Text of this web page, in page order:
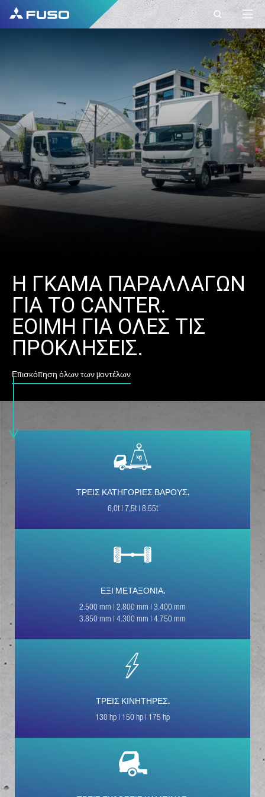
Η ΓΚΑΜΑ ΠΑΡΑΛΛΑΓΩΝ
ΓΙΑ ΤΟ CANTER.
ΕΟΙΜΗ ΓΙΑ ΟΛΕΣ ΤΙΣ
ΠΡΟΚΛΗΣΕΙΣ.
Επισκόπηση όλων των μοντέλων
ΕΠΙΚΟΙΝΩΝΙΑΣ ΜΕ
ΤΗ FUSO EUROPE
Έχετε ερωτήσεις;
Στείλτε μας το αίτημά σας
χρησιμοποιώντας αυτή τη φόρμα
ΕΠΏΝΥΜΟ*
ΚΑΤΗΓΟΡΊΑ ΑΙΤΉΜΑΤΟΣ*
ΤΟ ΜΉΝΥΜΆ ΣΑΣ (ΠΡΟΑΙΡΕΤΙΚΉ
ΕΠΙΛΟΓΉ)
δεδομένων σας γίνεται με ιδιαίτερη προσοχή
ακολουθώντας τις νομοθετικές διατάξεις για την
προστασία των δεδομένων, με βάση τη συγκατάθεσή
ΤΡΕΙΣ ΚΑΤΗΓΟΡΙΕΣ ΒΑΡΟΥΣ.
6,0t | 7,5t | 8,55t
ΕΞΙ ΜΕΤΑΞΟΝΙΑ.
2.500 mm | 2.800 mm | 3.400 mm
3.850 mm | 4.300 mm | 4.750 mm
ΤΡΕΙΣ ΚΙΝΗΤΗΡΕΣ.
130 hp | 150 hp | 175 hp